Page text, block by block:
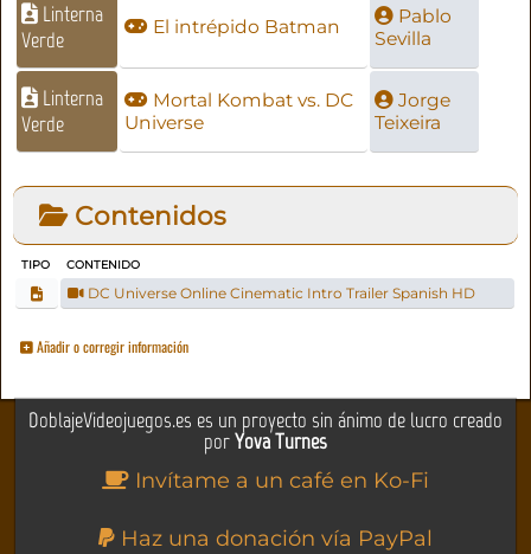
Linterna
Verde
El intrépido Batman
Pablo
Sevilla
Linterna
Verde
Mortal Kombat vs. DC
Universe
Jorge
Teixeira
Contenidos
TIPO CONTENIDO
DC Universe Online Cinematic Intro Trailer Spanish HD
Añadir o corregir información
DoblajeVideojuegos.es es un proyecto sin ánimo de lucro creado
porYova Turnes
Invítame a un café en Ko-Fi
Haz una donación vía PayPal